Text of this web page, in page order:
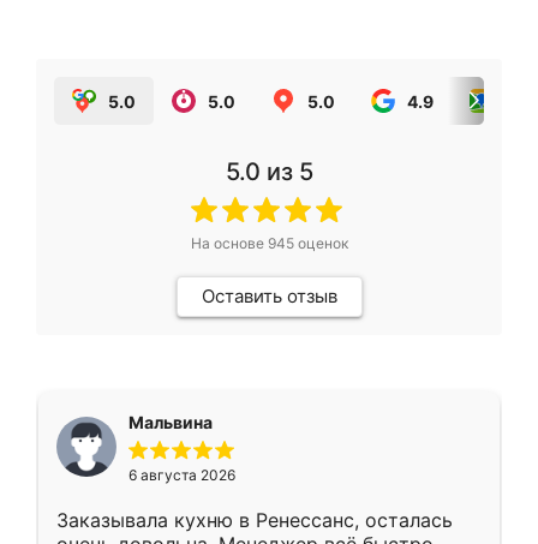
5.0 5.0 5.0 4.9
5.0 из 5
На основе 945оценок
Оставить отзыв
Мальвина
6 августа 2026
Заказывала кухню в Ренессанс, осталась